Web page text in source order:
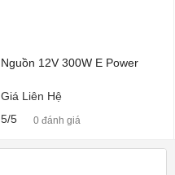
Nguồn 12V 300W E Power
Giá Liên Hệ
5/5
0 đánh giá